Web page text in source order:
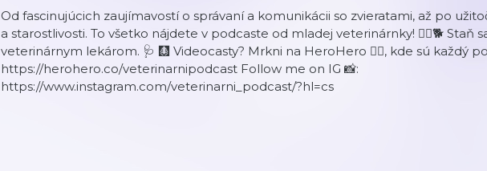
Od fascinujúcich zaujímavostí o správaní a komunikácii so zvieratami, až po
a starostlivosti. To všetko nájdete v podcaste od mladej veterinárnky! 👩‍⚕️🐕 Staň
veterinárnym lekárom. 🩺 🩻 Videocasty? Mrkni na HeroHero 🦸‍♀️, kde sú každý
https://herohero.co/veterinarnipodcast Follow me on IG 📸:
https://www.instagram.com/veterinarni_podcast/?hl=cs